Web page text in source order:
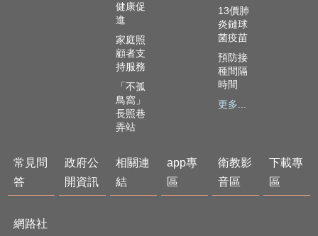
權
政
策
資
健康促
進
家庭照
顧者支
持服務
「不孤
鳥窩」
長照巷
弄站
13價肺
炎鏈球
菌疫苗
預防接
種間隔
時間
更多...
常見問
答
政府公
開資訊
相關連
結
app專
區
衛教影
音區
下載專
區
網路社